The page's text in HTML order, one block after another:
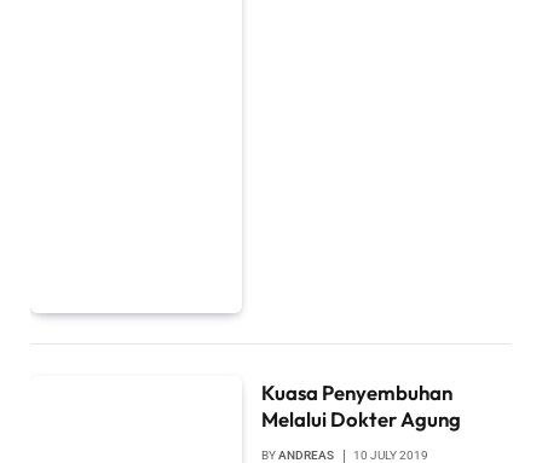
Kuasa Penyembuhan
Melalui Dokter Agung
BYANDREAS 10 JULY 2019